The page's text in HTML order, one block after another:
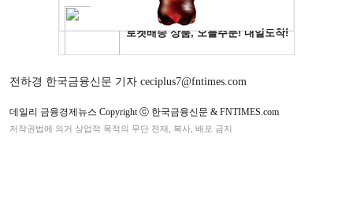
전하경 한국금융신문 기자 ceciplus7@fntimes.com
데일리 금융경제뉴스 Copyright ⓒ 한국금융신문 & FNTIMES.com
저작권법에 의거 상업적 목적의 무단 전재, 복사, 배포 금지